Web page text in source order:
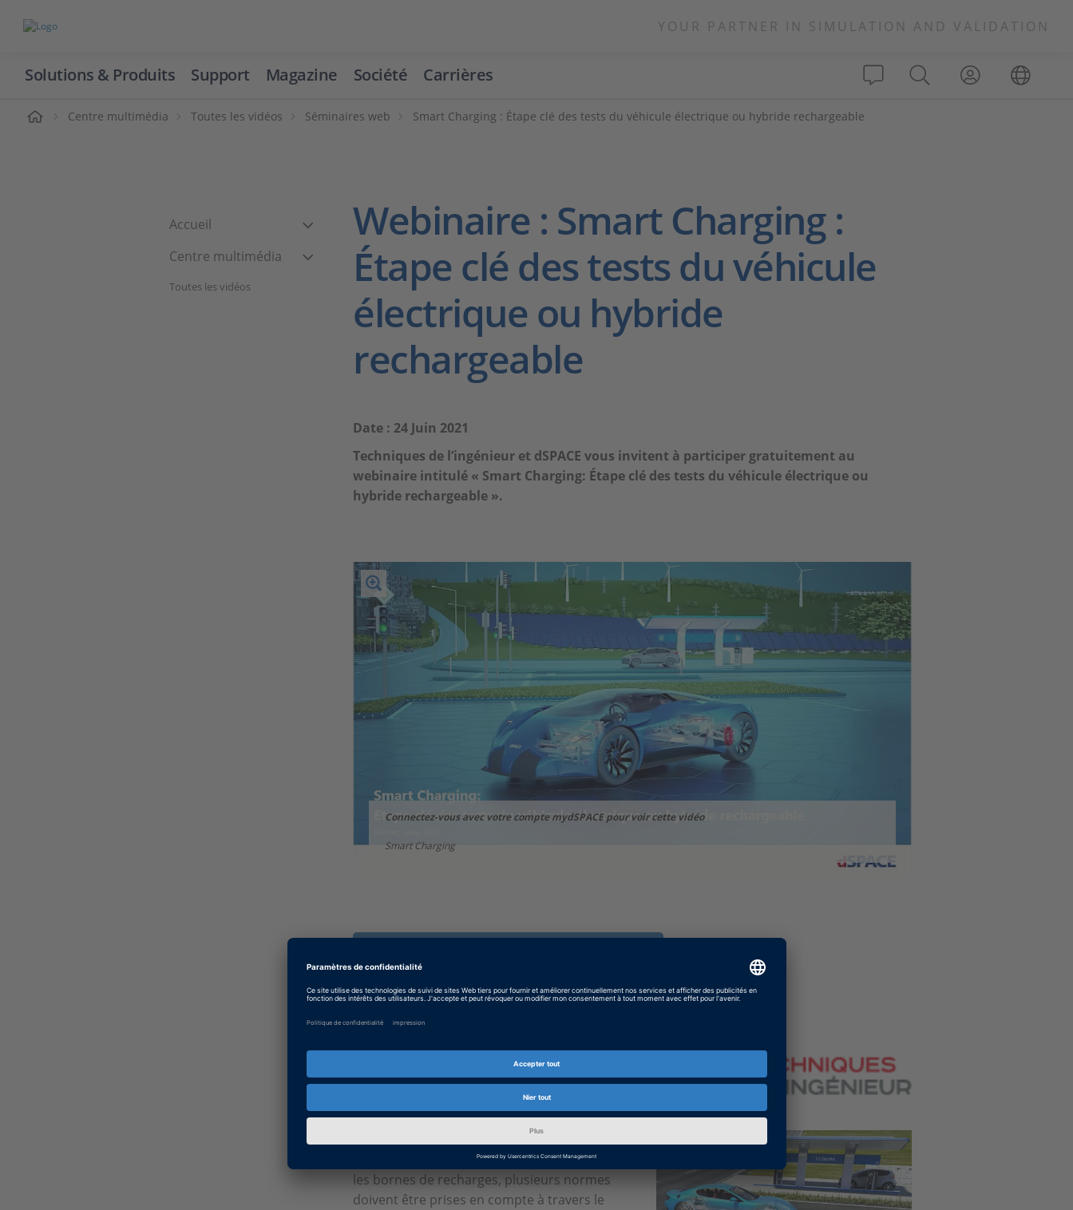
YOUR PARTNER IN SIMULATION AND VALIDATION
Solutions & Produits Support Magazine Société Carrières
Centre multimédia Toutes les vidéos Séminaires web Smart Charging : Étape clé des tests du véhicule électrique ou hybride rechargeable
Accueil
Centre multimédia
Toutes les vidéos
Webinaire : Smart Charging :
Étape clé des tests du véhicule
électrique ou hybride
rechargeable
Date : 24 Juin 2021
Techniques de l’ingénieur et dSPACE vous invitent à participer gratuitement au
webinaire intitulé « Smart Charging: Étape clé des tests du véhicule électrique ou
hybride rechargeable ».
Connectez-vous avec votre compte mydSPACE pour voir cette vidéo
Smart Charging
Formateurs
dSPACE France, Fabien FEVRIER – Ingénieur
d’Applications Sénior chez dSPACE France
transparente entre le véhicule électrique et
les bornes de recharges, plusieurs normes
doivent être prises en compte à travers le